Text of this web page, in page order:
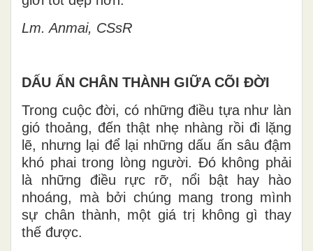
Lm. Anmai, CSsR
DẤU ẤN CHÂN THÀNH GIỮA CÕI ĐỜI
Trong cuộc đời, có những điều tựa như làn
gió thoảng, đến thật nhẹ nhàng rồi đi lặng
lẽ, nhưng lại để lại những dấu ấn sâu đậm
khó phai trong lòng người. Đó không phải
là những điều rực rỡ, nổi bật hay hào
nhoáng, mà bởi chúng mang trong mình
sự chân thành, một giá trị không gì thay
thế được.